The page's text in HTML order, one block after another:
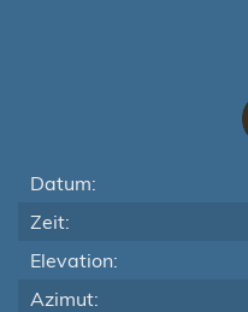
Datum:
Zeit:
Elevation:
Azimut: